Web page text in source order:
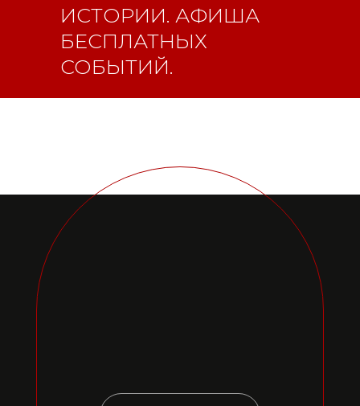
ИСТОРИИ. АФИША
БЕСПЛАТНЫХ
СОБЫТИЙ.